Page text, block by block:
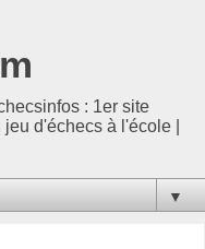
: 1er site
d'échecs à l'école |
▼